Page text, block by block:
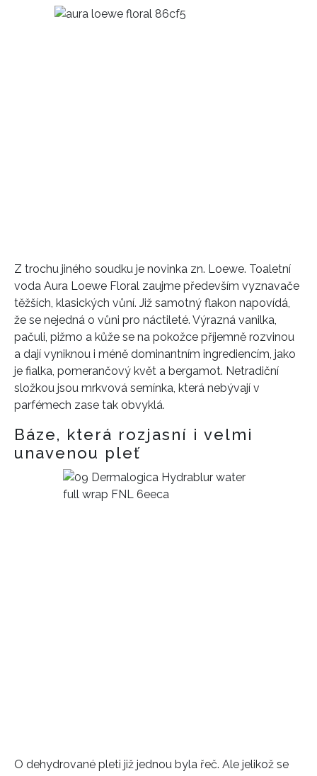
Z trochu jiného soudku je novinka zn. Loewe. Toaletní
voda Aura Loewe Floral zaujme především vyznavače
těžších, klasických vůní. Již samotný flakon napovídá,
že se nejedná o vůni pro náctileté. Výrazná vanilka,
pačuli, pižmo a kůže se na pokožce příjemně rozvinou
a dají vyniknou i méně dominantním ingrediencím, jako
je fialka, pomerančový květ a bergamot. Netradiční
složkou jsou mrkvová semínka, která nebývají v
parfémech zase tak obvyklá.
Báze, která rozjasní i velmi
unavenou pleť
O dehydrované pleti již jednou byla řeč. Ale jelikož se